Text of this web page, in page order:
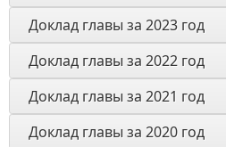
Доклад главы за 2023 год
Доклад главы за 2022 год
Доклад главы за 2021 год
Доклад главы за 2020 год